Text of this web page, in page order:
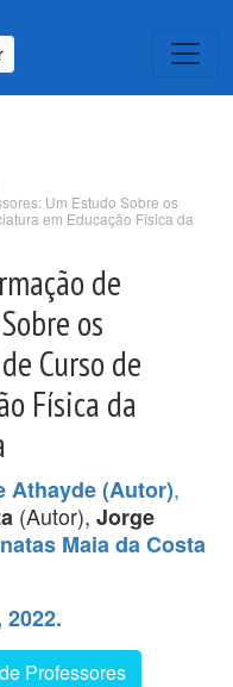
Um Estudo Sobre os
em Educação Física da
de
os
Curso de
Física da
Athayde (Autor),
(Autor), Jorge
Maia da Costa
Professores